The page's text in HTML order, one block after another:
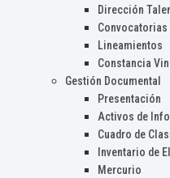
Dirección
Convocatorias
Lineamientos
Constancia
Gestión Documental
Presentación
Activos de
Cuadro de
Inventario de
Mercurio